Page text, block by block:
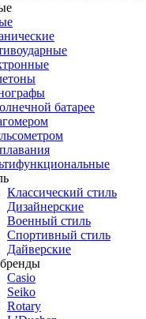
батарее
Классический стиль
Дизайнерские
Военный стиль
Спортивный стиль
Дайверские
Casio
Seiko
Rotary